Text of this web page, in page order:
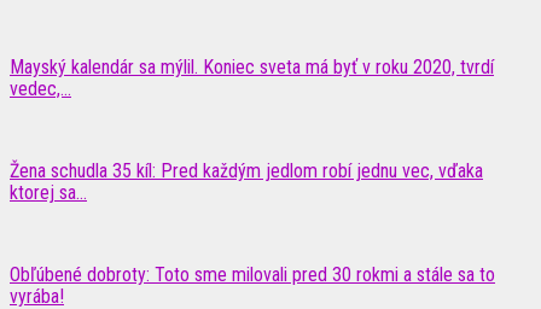
Mayský kalendár sa mýlil. Koniec sveta má byť v roku 2020, tvrdí
vedec,...
Žena schudla 35 kíl: Pred každým jedlom robí jednu vec, vďaka
ktorej sa...
Obľúbené dobroty: Toto sme milovali pred 30 rokmi a stále sa to
vyrába!